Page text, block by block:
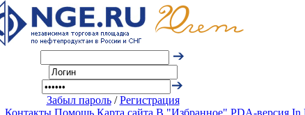
Забыл пароль/Регистрация
Контакты Помощь Карта сайта В "Избранное" PDA-версия In